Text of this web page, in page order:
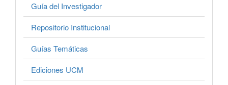
Guía del Investigador
Repositorio Institucional
Guías Temáticas
Ediciones UCM